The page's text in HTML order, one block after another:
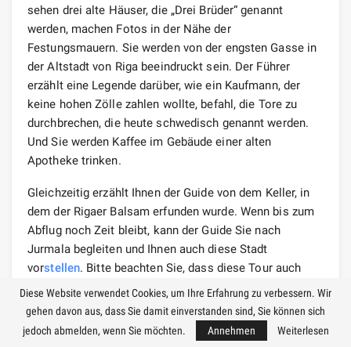
sehen drei alte Häuser, die „Drei Brüder“ genannt
werden, machen Fotos in der Nähe der
Festungsmauern. Sie werden von der engsten Gasse in
der Altstadt von Riga beeindruckt sein. Der Führer
erzählt eine Legende darüber, wie ein Kaufmann, der
keine hohen Zölle zahlen wollte, befahl, die Tore zu
durchbrechen, die heute schwedisch genannt werden.
Und Sie werden Kaffee im Gebäude einer alten
Apotheke trinken.
Gleichzeitig erzählt Ihnen der Guide von dem Keller, in
dem der Rigaer Balsam erfunden wurde. Wenn bis zum
Abflug noch Zeit bleibt, kann der Guide Sie nach
Jurmala begleiten und Ihnen auch diese Stadt
vorstellen. Bitte beachten Sie, dass diese Tour auch
nachts möglich ist.
Rigas großes Zentrum:
Diese Website verwendet Cookies, um Ihre Erfahrung zu verbessern. Wir
gehen davon aus, dass Sie damit einverstanden sind, Sie können sich
jedoch abmelden, wenn Sie möchten.
Annehmen Weiterlesen